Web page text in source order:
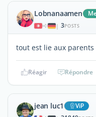
Lobnanaamen
| 3POSTS
tout est lie aux
Réagir Répondre
jean luc1 ViP